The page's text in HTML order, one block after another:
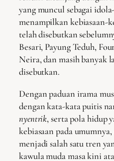
yang muncul sebagai
menampilkan kebiasaan-
telah disebutkan
Besari, Payung Teduh,
Neira, dan masih banyak
disebutkan.
Dengan paduan irama
dengan kata-kata puitis
nyentrik, serta pola hidup
kebiasaan pada
menjadi salah satu tren
kawula muda masa kini